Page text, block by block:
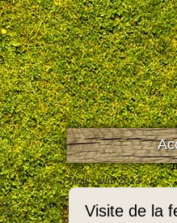
Mois : avril 2023
Visite de la